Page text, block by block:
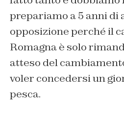
prepariamo a 5 anni di
opposizione perché il
Romagna è solo
atteso del
voler concedersi un
pesca.